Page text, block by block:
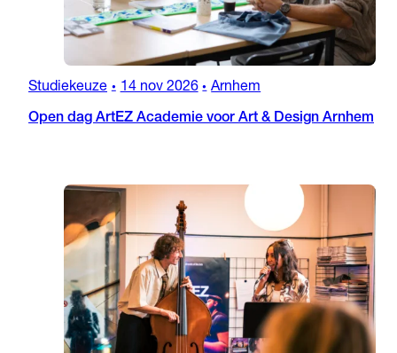
Studiekeuze • 14 nov 2026 • Arnhem
Open dag ArtEZ Academie voor Art & Design Arnhem